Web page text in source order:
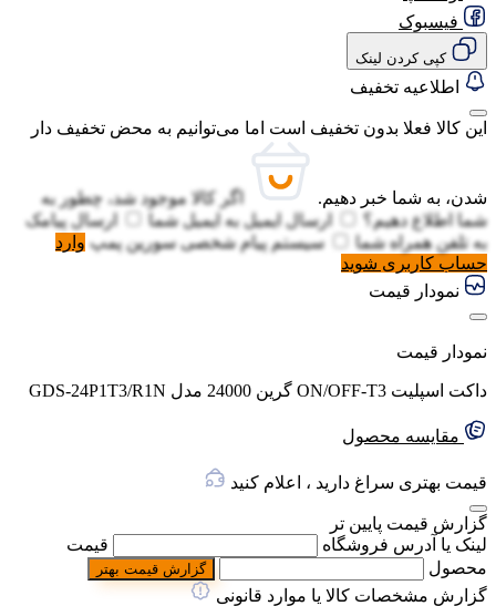
فیسبوک
کپی کردن لینک
اطلاعیه تخفیف
این کالا فعلا بدون تخفیف است اما می‌توانیم به محض تخفیف دار
شدن، به شما خبر دهیم.
اگر کالا موجود شد، چطور به
شما اطلاع دهیم؟
ارسال ایمیل به ایمیل شما
ارسال پیامک
به تلفن همراه شما سیستم پیام شخصی سورین پمپ وارد
حساب کاربری شوید
نمودار قیمت
نمودار قیمت
داکت اسپلیت ON/OFF-T3 گرین 24000 مدل GDS-24P1T3/R1N
مقایسه محصول
قیمت بهتری سراغ دارید ، اعلام کنید
گزارش قیمت پایین تر
لینک یا آدرس فروشگاه
قیمت
محصول
گزارش قیمت بهتر
گزارش مشخصات کالا یا موارد قانونی